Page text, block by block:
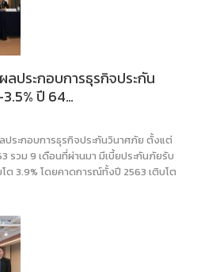
ลประกอบการธุรกิจประกัน
ปี 64…
ระกอบการธุรกิจประกันวินาศภัย ตั้งแต่
รวม 9 เดือนที่ผ่านมา มีเบี้ยประกันภัยรับ
ต 3.9% โดยคาดการณ์ทั้งปี 2563 เติบโต